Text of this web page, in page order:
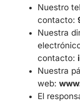
Nuestro
contacto:
Nuestra
contacto:
Nuestra
web:
El